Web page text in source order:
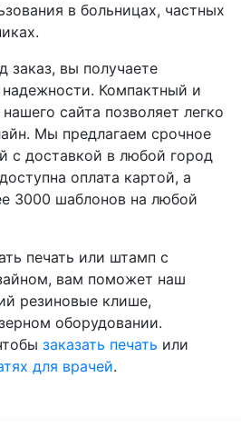
в больницах, частных
заказ, вы получаете
надежности. Компактный и
сайта позволяет легко
Мы предлагаем срочное
с доставкой в любой город
оплата картой, а
3000 шаблонов на любой
печать или штамп с
вам поможет наш
резиновые клише,
оборудовании.
заказать печать или
для врачей.